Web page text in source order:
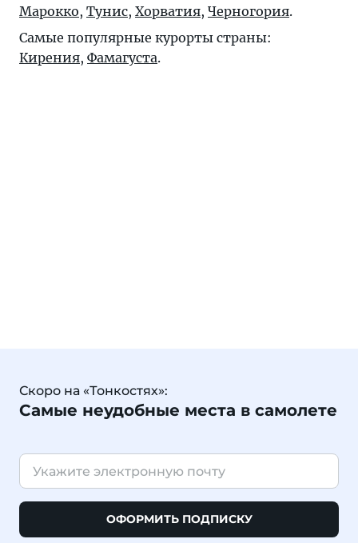
Марокко, Тунис, Хорватия, Черногория.
Самые популярные курорты страны:
Кирения, Фамагуста.
Скоро на «Тонкостях»:
Самые неудобные места в самолете
ОФОРМИТЬ ПОДПИСКУ